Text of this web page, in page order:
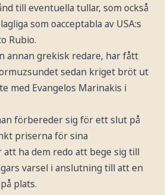
till eventuella tullar, som också
som oacceptabla av USA:s
Rubio.
annan grekisk redare, har fått
sedan kriget bröt ut
med Evangelos Marinakis i
förbereder sig för ett slut på
priserna för sina
ha dem redo att bege sig till
varsel i anslutning till att en
plats.